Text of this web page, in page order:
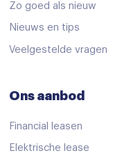
Zo goed als nieuw
Nieuws en tips
Veelgestelde vragen
Ons aanbod
Financial leasen
Elektrische lease